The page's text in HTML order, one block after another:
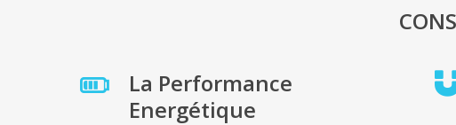
La Performance
Energétique